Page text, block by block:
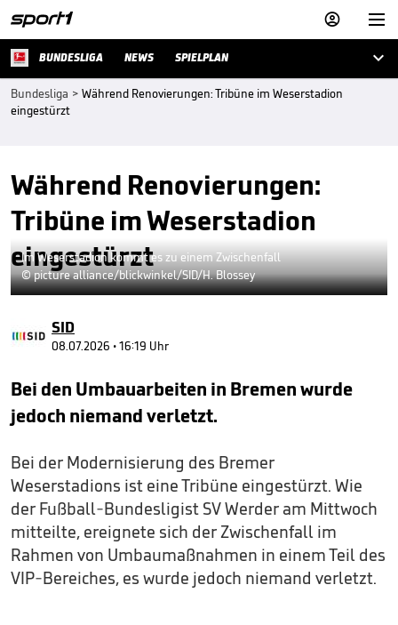


BUNDESLIGA NEWS SPIELPLAN 
Bundesliga > Während Renovierungen: Tribüne im Weserstadion
eingestürzt
Während Renovierungen:
Tribüne im Weserstadion
eingestürzt
Im Weserstadion kommt es zu einem Zwischenfall
© picture alliance/blickwinkel/SID/H. Blossey
SID
08.07.2026 • 16:19 Uhr
Bei den Umbauarbeiten in Bremen wurde
jedoch niemand verletzt.
Bei der Modernisierung des Bremer
Weserstadions ist eine Tribüne eingestürzt. Wie
der Fußball-Bundesligist SV Werder am Mittwoch
mitteilte, ereignete sich der Zwischenfall im
Rahmen von Umbaumaßnahmen in einem Teil des
VIP-Bereiches, es wurde jedoch niemand verletzt.